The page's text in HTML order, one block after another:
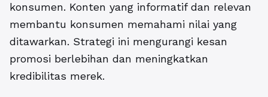
konsumen. Konten yang informatif dan relevan
membantu konsumen memahami nilai yang
ditawarkan. Strategi ini mengurangi kesan
promosi berlebihan dan meningkatkan
kredibilitas merek.